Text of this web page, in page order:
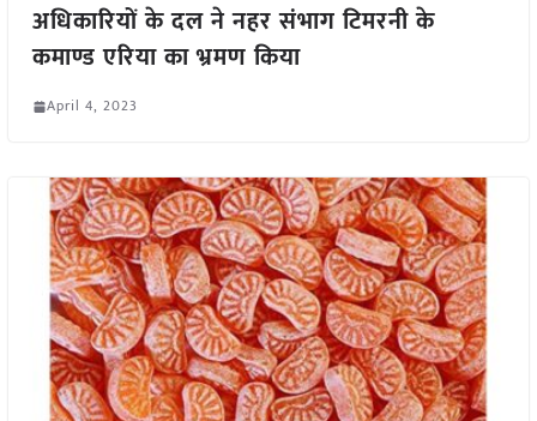
अधिकारियों के दल ने नहर संभाग टिमरनी के
कमाण्ड एरिया का भ्रमण किया
April 4, 2023